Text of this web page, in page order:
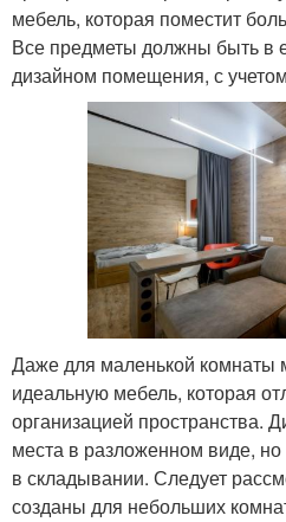
мебель, которая поместит
Все предметы должны быть в
дизайном помещения, с
Даже для маленькой комнаты
идеальную мебель, которая
организацией пространства.
места в разложенном виде,
в складывании. Следует
созданы для небольших